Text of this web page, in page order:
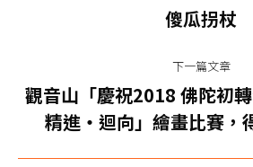
航
上
篇
文
章：
傻瓜拐杖
下一篇文章
下
一
篇
觀音山「慶祝2018 佛陀初
精進‧迴向」繪畫比賽，